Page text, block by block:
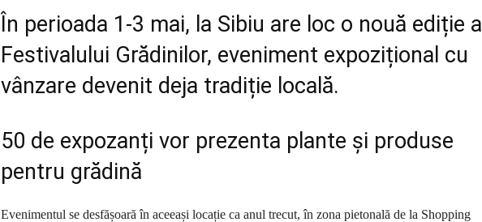
În perioada 1-3 mai, la Sibiu are loc o nouă ediție a
Festivalului Grădinilor, eveniment expozițional cu
vânzare devenit deja tradiție locală.
50 de expozanți vor prezenta plante și produse
pentru grădină
Evenimentul se desfășoară în aceeași locație ca anul trecut, în zona pietonală de la Shopping